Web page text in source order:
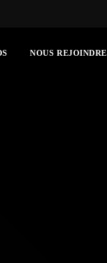
NOUS REJOINDRE